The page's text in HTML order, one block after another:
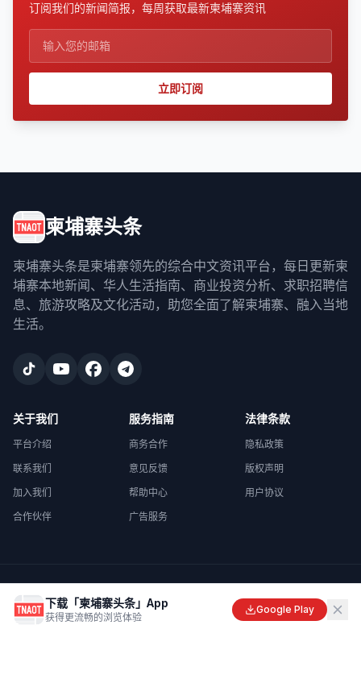
订阅我们的新闻简报，每周获取最新柬埔寨资讯
立即订阅
柬埔寨头条
柬埔寨头条是柬埔寨领先的综合中文资讯平台，每日更新柬
埔寨本地新闻、华人生活指南、商业投资分析、求职招聘信
息、旅游攻略及文化活动，助您全面了解柬埔寨、融入当地
生活。
关于我们
平台介绍
联系我们
加入我们
合作伙伴
服务指南
商务合作
意见反馈
帮助中心
广告服务
法律条款
隐私政策
版权声明
用户协议
Made with
in Cambodia
下载「柬埔寨头条」App
获得更流畅的浏览体验
Google Play